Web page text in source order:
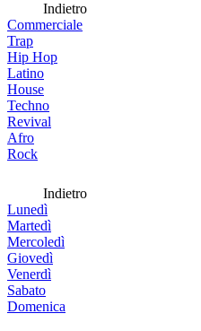
Indietro
Commerciale
Trap
Hip Hop
Latino
House
Techno
Revival
Afro
Rock
Indietro
Lunedì
Martedì
Mercoledì
Giovedì
Venerdì
Sabato
Domenica